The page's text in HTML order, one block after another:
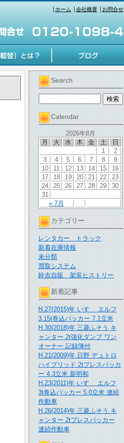
ホーム 会社概要 お問合せ
Search
Calendar
2026年8月
月
火 水 木 金 土 日
« 7月
1
2
3
4 5 6 7 8
9
10
11 12 13 14 15
16
17
18 19 20 21 22
23
24
25 26 27 28 29
30
31
カテゴリー
レンタカー トラック
新着在庫情報
未分類
買取システム
鈴吉自販 架装ヒストリー
新着記事
H.27(2015)年 いすゞ エルフ
3.15t巻込パッカー 7.1立米
H.30(2018)年 三菱ふそう キ
ャンター 2t強化ダンプ ワン
オーナー 記録簿付
H.21(2009)年 日野 デュトロ
ハイブリッド 2tプレスパッカ
ー 4.3立米 新明和
H.23(2011)年 いすゞ エルフ
3t巻込パッカー 5.0立米 連続
作動車
H.26(2014)年 三菱ふそう キ
ャンター 2tプレスパッカー
連続作動車